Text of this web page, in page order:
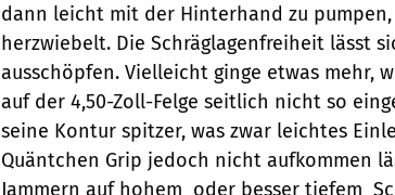
dann leicht mit der Hinterhand zu
herzwiebelt. Die Schräglagenfreiheit lässt
ausschöpfen. Vielleicht ginge etwas mehr,
auf der 4,50-Zoll-Felge seitlich nicht so
seine Kontur spitzer, was zwar leichtes
Quäntchen Grip jedoch nicht aufkommen
Jammern auf hohem  oder besser tiefem 